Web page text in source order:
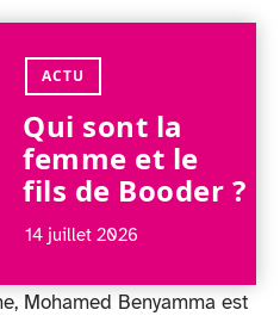
ACTU
Qui sont la
femme et le
fils de Booder ?
14 juillet 2026
Mohamed Benyamma est